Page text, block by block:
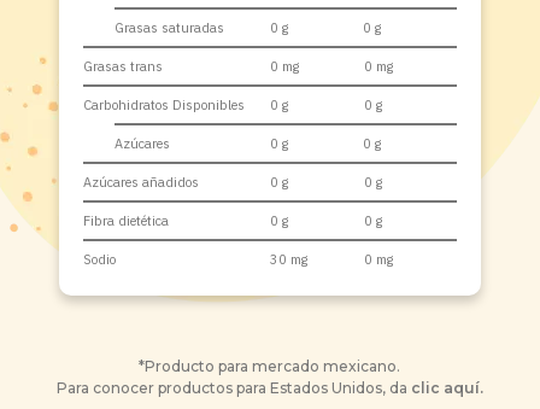
Grasas saturadas 0 g 0 g
Grasas trans 0 mg 0 mg
Carbohidratos Disponibles 0 g 0 g
Azúcares 0 g 0 g
Azúcares añadidos 0 g 0 g
Fibra dietética 0 g 0 g
Sodio 30 mg 0 mg
*Producto para mercado mexicano.
Para conocer productos para Estados Unidos, da clic aquí.